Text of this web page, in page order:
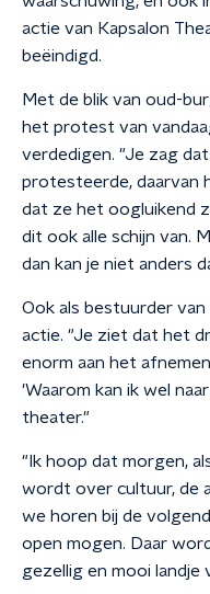
actie van Kapsalon
beëindigd.
Met de blik van oud-
het protest van
verdedigen. "Je zag
protesteerde, daarvan
dat ze het oogluikend
dit ook alle schijn van.
dan kan je niet anders
Ook als bestuurder
actie. "Je ziet dat het
enorm aan het
'Waarom kan ik wel
theater."
"Ik hoop dat morgen,
wordt over cultuur, de
we horen bij de
open mogen. Daar
gezellig en mooi landje